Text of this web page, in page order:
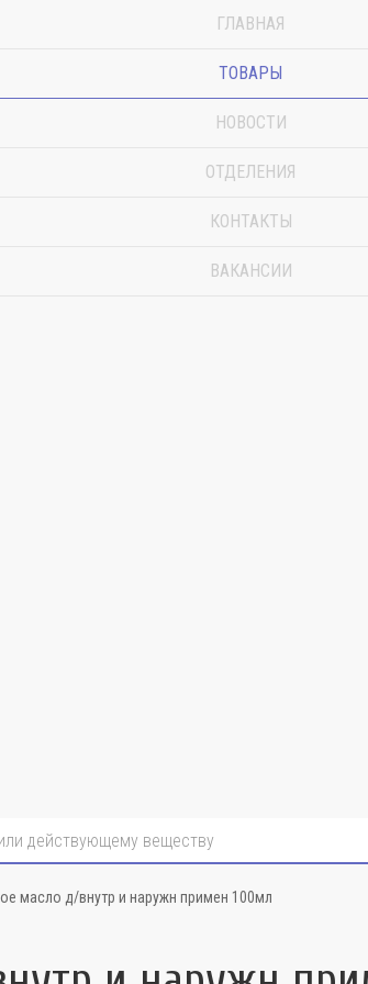
ГЛАВНАЯ
ТОВАРЫ
НОВОСТИ
ОТДЕЛЕНИЯ
КОНТАКТЫ
ВАКАНСИИ
масло д/внутр и наружн примен 100мл